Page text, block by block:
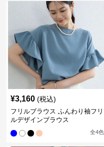
¥3,160 (税込)
フリルブラウス ふんわり袖フリ
ルデザインブラウス
全4色